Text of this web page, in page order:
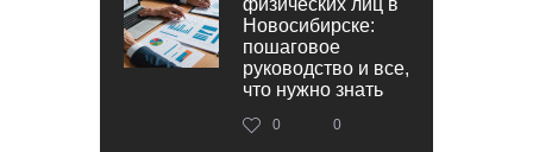
Новосибирске:
пошаговое
руководство и все,
что нужно знать
0 0